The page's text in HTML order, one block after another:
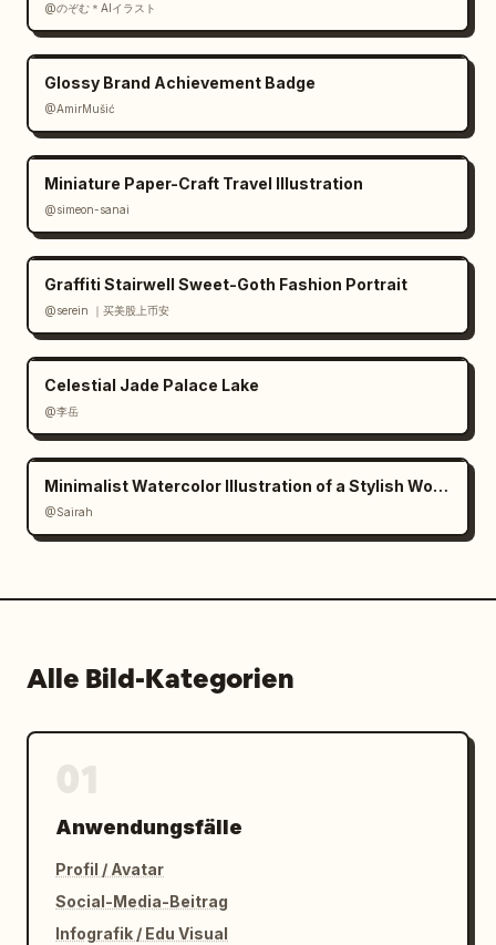
@のぞむ＊AIイラスト
Glossy Brand Achievement Badge
@AmirMušić
Miniature Paper-Craft Travel Illustration
@simeon-sanai
Graffiti Stairwell Sweet-Goth Fashion Portrait
@serein ｜买美股上币安
Celestial Jade Palace Lake
@李岳
Minimalist Watercolor Illustration of a Stylish Woman
@Sairah
Alle Bild-Kategorien
Anwendungsfälle
Profil / Avatar
Social-Media-Beitrag
Infografik / Edu Visual